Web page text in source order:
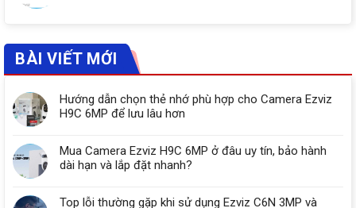
BÀI VIẾT MỚI
Hướng dẫn chọn thẻ nhớ phù hợp cho Camera Ezviz
H9C 6MP để lưu lâu hơn
Mua Camera Ezviz H9C 6MP ở đâu uy tín, bảo hành
dài hạn và lắp đặt nhanh?
Top lỗi thường gặp khi sử dụng Ezviz C6N 3MP và